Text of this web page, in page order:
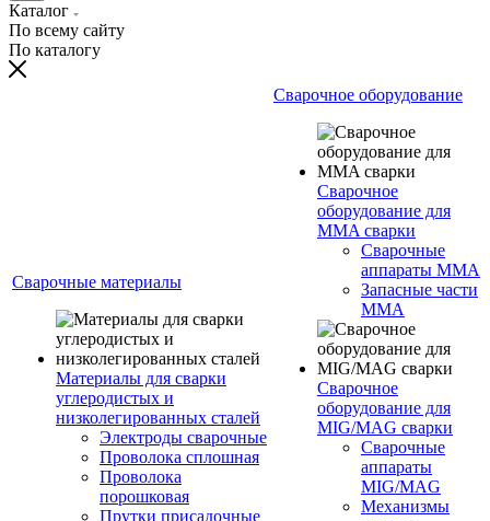
Каталог
По всему сайту
По каталогу
Сварочные материалы
Материалы для сварки
углеродистых и
низколегированных сталей
Электроды сварочные
Проволока сплошная
Проволока
порошковая
Прутки присадочные
Сварочное оборудование
Сварочное
оборудование для
MMA сварки
Сварочные
аппараты MMA
Запасные части
MMA
Сварочное
оборудование для
MIG/MAG сварки
Сварочные
аппараты
MIG/MAG
Механизмы